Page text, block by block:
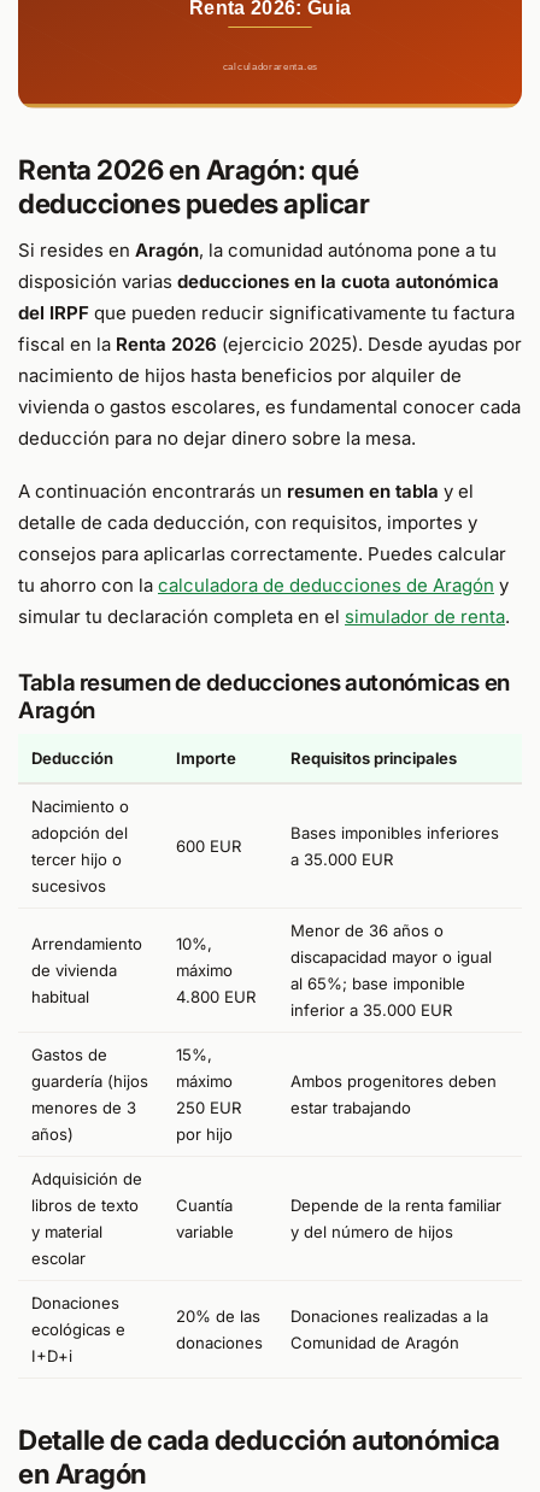
Renta 2026 en Aragón: qué
deducciones puedes aplicar
Si resides en Aragón, la comunidad autónoma pone a tu
disposición varias deducciones en la cuota autonómica
del IRPF que pueden reducir significativamente tu factura
fiscal en la Renta 2026 (ejercicio 2025). Desde ayudas por
nacimiento de hijos hasta beneficios por alquiler de
vivienda o gastos escolares, es fundamental conocer cada
deducción para no dejar dinero sobre la mesa.
A continuación encontrarás un resumen en tabla y el
detalle de cada deducción, con requisitos, importes y
consejos para aplicarlas correctamente. Puedes calcular
tu ahorro con la calculadora de deducciones de Aragón y
simular tu declaración completa en el simulador de renta.
Tabla resumen de deducciones autonómicas en
Aragón
Deducción Importe Requisitos principales
Nacimiento o
adopción del
tercer hijo o
sucesivos
600 EUR
Bases imponibles inferiores
a 35.000 EUR
Arrendamiento
de vivienda
habitual
10%,
máximo
4.800 EUR
Menor de 36 años o
discapacidad mayor o igual
al 65%; base imponible
inferior a 35.000 EUR
Gastos de
guardería (hijos
menores de 3
años)
15%,
máximo
250 EUR
por hijo
Ambos progenitores deben
estar trabajando
Adquisición de
libros de texto
y material
escolar
Cuantía
variable
Depende de la renta familiar
y del número de hijos
Donaciones
ecológicas e
I+D+i
20% de las
donaciones
Donaciones realizadas a la
Comunidad de Aragón
Detalle de cada deducción autonómica
en Aragón